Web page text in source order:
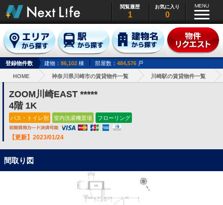
閲覧履歴
1
お気に入り
0
登録物件数 建物： 86,102 棟 部屋数： 484,576 戸
HOME 神奈川県川崎市の賃貸物件一覧 川崎駅の賃貸物件一覧
ZOOM川崎EAST *****
4階 1K
バス・トイレ別 室内洗濯機置場 フローリング
【更新】2023/01/24
間取り図